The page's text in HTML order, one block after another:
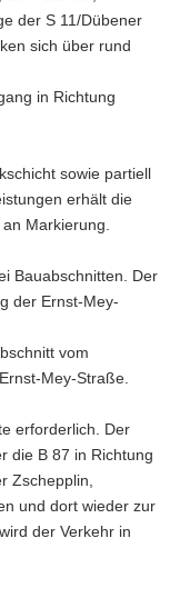
der S 11/Dübener
sich über rund
in Richtung
sowie partiell
erhält die
Markierung.
Bauabschnitten. Der
der Ernst-Mey-
vom
Mey-Straße.
erforderlich. Der
die B 87 in Richtung
Zschepplin,
und dort wieder zur
der Verkehr in